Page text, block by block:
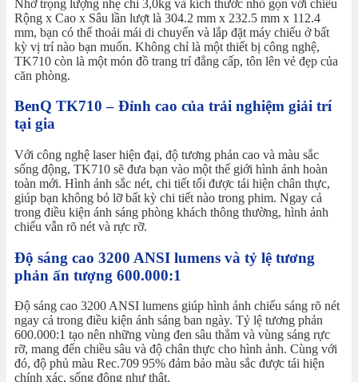
Nhờ trọng lượng nhẹ chỉ 3,0kg và kích thước nhỏ gọn với chiều
Rộng x Cao x Sâu lần lượt là 304.2 mm x 232.5 mm x 112.4
mm, bạn có thể thoải mái di chuyển và lắp đặt máy chiếu ở bất
kỳ vị trí nào bạn muốn. Không chỉ là một thiết bị công nghệ,
TK710 còn là một món đồ trang trí đẳng cấp, tôn lên vẻ đẹp của
căn phòng.
BenQ TK710 – Đỉnh cao của trải nghiệm giải trí
tại gia
Với công nghệ laser hiện đại, độ tương phản cao và màu sắc
sống động, TK710 sẽ đưa bạn vào một thế giới hình ảnh hoàn
toàn mới. Hình ảnh sắc nét, chi tiết tối được tái hiện chân thực,
giúp bạn không bỏ lỡ bất kỳ chi tiết nào trong phim. Ngay cả
trong điều kiện ánh sáng phòng khách thông thường, hình ảnh
chiếu vẫn rõ nét và rực rỡ.
Độ sáng cao 3200 ANSI lumens và tỷ lệ tương
phản ấn tượng 600.000:1
Độ sáng cao 3200 ANSI lumens giúp hình ảnh chiếu sáng rõ nét
ngay cả trong điều kiện ánh sáng ban ngày. Tỷ lệ tương phản
600.000:1 tạo nên những vùng đen sâu thẳm và vùng sáng rực
rỡ, mang đến chiều sâu và độ chân thực cho hình ảnh. Cùng với
đó, độ phủ màu Rec.709 95% đảm bảo màu sắc được tái hiện
chính xác, sống động như thật.